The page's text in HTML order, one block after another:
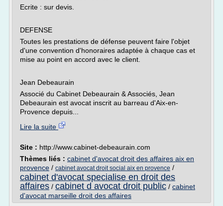
Ecrite : sur devis.
DEFENSE
Toutes les prestations de défense peuvent faire l'objet
d'une convention d'honoraires adaptée à chaque cas et
mise au point en accord avec le client.
Jean Debeaurain
Associé du Cabinet Debeaurain & Associés, Jean
Debeaurain est avocat inscrit au barreau d'Aix-en-
Provence depuis...
Lire la suite
Site : http://www.cabinet-debeaurain.com
Thèmes liés : cabinet d'avocat droit des affaires aix en
provence / cabinet avocat droit social aix en provence /
cabinet d'avocat specialise en droit des
affaires / cabinet d avocat droit public / cabinet
d'avocat marseille droit des affaires